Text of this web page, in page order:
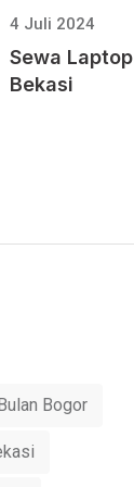
4 Juli 2024
Sewa Laptop
Bekasi
Bogor